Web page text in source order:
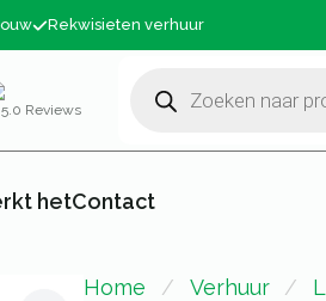
Rekwisieten verhuur
Reviews
zoeken
hetContact
Home Verhuur